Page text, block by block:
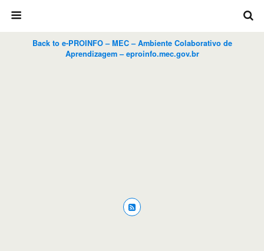
Back to e-PROINFO – MEC – Ambiente Colaborativo de
Aprendizagem – eproinfo.mec.gov.br